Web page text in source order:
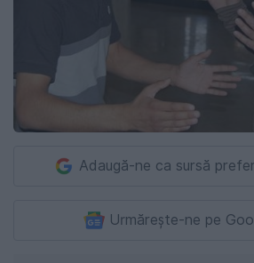
Adaugă-ne ca sursă
Urmărește-ne pe